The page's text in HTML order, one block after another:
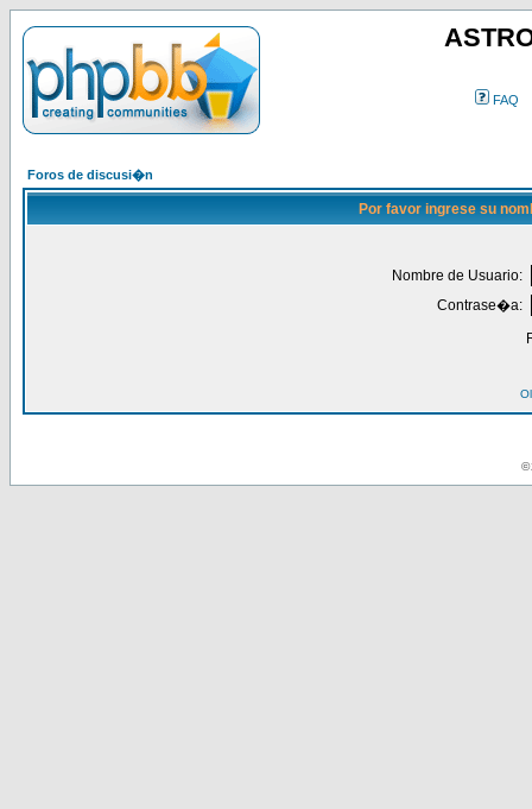
FAQ
Foros de discusi�n
Por favor ingrese su
Nombre de Usuario:
Contrase�a:
©